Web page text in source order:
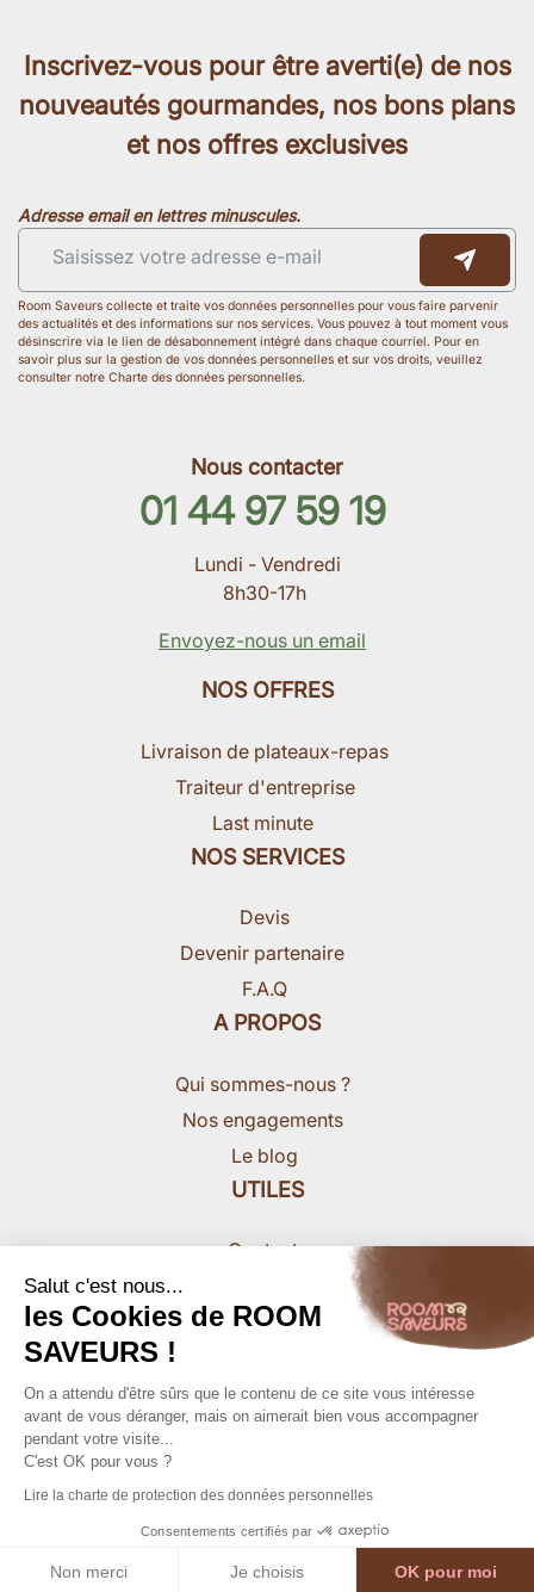
Salut c'est nous...
les Cookies de ROOM
SAVEURS !
On a attendu d'être sûrs que le contenu de ce site vous intéresse
avant de vous déranger, mais on aimerait bien vous accompagner
pendant votre visite...
C'est OK pour vous ?
Lire la charte de protection des données personnelles
Consentements certifiés par
Non merci Je choisis OK pour moi
8,97€ TTC8,50€ HT
Ajouter au panier
Inscrivez-vous pour être averti(e) de nos
nouveautés gourmandes, nos bons plans
et nos offres exclusives
Adresse email en lettres minuscules.
Room Saveurs collecte et traite vos données personnelles pour vous faire parvenir
des actualités et des informations sur nos services. Vous pouvez à tout moment vous
désinscrire via le lien de désabonnement intégré dans chaque courriel. Pour en
savoir plus sur la gestion de vos données personnelles et sur vos droits, veuillez
consulter notre Charte des données personnelles.
Nous contacter
01 44 97 59 19
Lundi - Vendredi
8h30-17h
Envoyez-nous un email
NOS OFFRES
Livraison de plateaux-repas
Traiteur d'entreprise
Last minute
NOS SERVICES
Devis
Devenir partenaire
F.A.Q
A PROPOS
Qui sommes-nous ?
Nos engagements
Le blog
UTILES
Contact
Presse
MENTIONS LEGALES
DONNEES PERSONNELLES
Copyright 2026, Roomsaveurs